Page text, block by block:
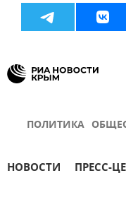
ПОЛИТИКА
НОВОСТИ ПРЕСС-